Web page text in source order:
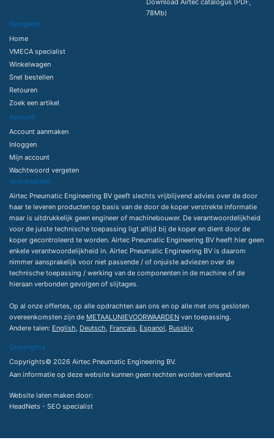
Download Airtec catalogus (PDF,
78Mb)
Navigatie
Home
VMECA specialist
Winkelwagen
Snel bestellen
Retouren
Zoek een artikel
Account
Account aanmaken
Inloggen
Mijn account
Wachtwoord vergeten
Voorwaarden
Airtec Pneumatic Engineering BV geeft slechts vrijblijvend advies over de door
haar te leveren producten op basis van de door de koper verstrekte informatie
maar is uitdrukkelijk geen engineer of machinebouwer. De verantwoordelijkheid
voor de juiste technische toepassing ligt altijd bij de koper en dient door de
koper gecontroleerd te worden. Airtec Pneumatic Engineering BV heeft hier geen
enkele verantwoordelijkheid in. Airtec Pneumatic Engineering BV is daarom
nimmer aansprakelijk voor niet passende / of onjuiste adviezen over de
technische toepassing / werking van de componenten in de machine of de
hieraan verbonden gevolgen of slijtages.
Op al onze offertes, op alle opdrachten aan ons en op alle met ons gesloten
overeenkomsten zijn de METAALUNIEVOORWAARDEN van toepassing.
Andere talen: English, Deutsch, Francais, Espanol, Russkiy
Copyrights
Copyrights© 2026 Airtec Pneumatic Engineering BV.
Aan informatie op deze website kunnen geen rechten worden verleend.
Website laten maken door:
HeadNets - SEO specialist